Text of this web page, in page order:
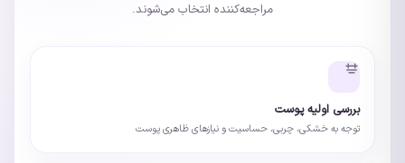
مراجعه‌کننده انتخاب می‌شوند.
بررسی اولیه پوست
توجه به خشکی، چربی، حساسیت و نیازهای ظاهری پوست